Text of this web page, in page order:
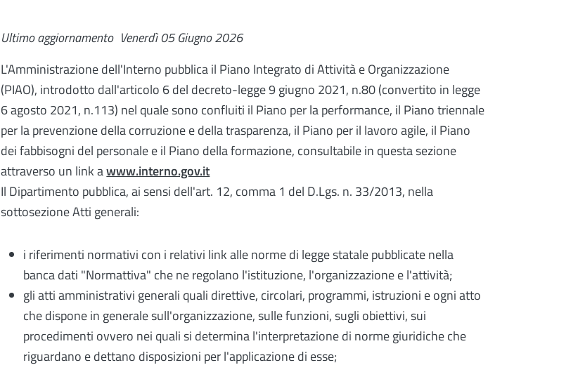
Ultimo aggiornamento Venerdì 05 Giugno 2026
L'Amministrazione dell'Interno pubblica il Piano Integrato di Attività e Organizzazione
(PIAO), introdotto dall'articolo 6 del decreto-legge 9 giugno 2021, n.80 (convertito in legge
6 agosto 2021, n.113) nel quale sono confluiti il Piano per la performance, il Piano triennale
per la prevenzione della corruzione e della trasparenza, il Piano per il lavoro agile, il Piano
dei fabbisogni del personale e il Piano della formazione, consultabile in questa sezione
attraverso un link awww.interno.gov.it
Il Dipartimento pubblica, ai sensi dell'art. 12, comma 1 del D.Lgs. n. 33/2013, nella
sottosezione Atti generali:
i riferimenti normativi con i relativi link alle norme di legge statale pubblicate nella
banca dati "Normattiva" che ne regolano l'istituzione, l'organizzazione e l'attività;
gli atti amministrativi generali quali direttive, circolari, programmi, istruzioni e ogni atto
che dispone in generale sull'organizzazione, sulle funzioni, sugli obiettivi, sui
procedimenti ovvero nei quali si determina l'interpretazione di norme giuridiche che
riguardano e dettano disposizioni per l'applicazione di esse;